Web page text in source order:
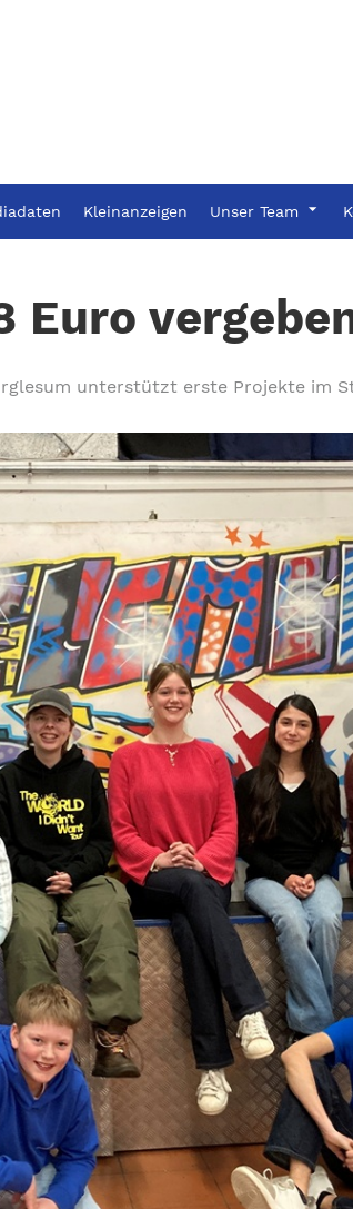
Kleinanzeigen Unser Team
Euro
unterstützt erste Projekte im